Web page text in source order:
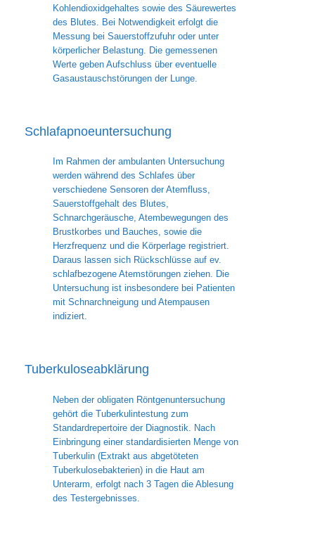
Kohlendioxidgehaltes sowie des Säurewertes
des Blutes. Bei Notwendigkeit erfolgt die
Messung bei Sauerstoffzufuhr oder unter
körperlicher Belastung. Die gemessenen
Werte geben Aufschluss über eventuelle
Gasaustauschstörungen der Lunge.
Schlafapnoeuntersuchung
Im Rahmen der ambulanten Untersuchung
werden während des Schlafes über
verschiedene Sensoren der Atemfluss,
Sauerstoffgehalt des Blutes,
Schnarchgeräusche, Atembewegungen des
Brustkorbes und Bauches, sowie die
Herzfrequenz und die Körperlage registriert.
Daraus lassen sich Rückschlüsse auf ev.
schlafbezogene Atemstörungen ziehen. Die
Untersuchung ist insbesondere bei Patienten
mit Schnarchneigung und Atempausen
indiziert.
Tuberkuloseabklärung
Neben der obligaten Röntgenuntersuchung
gehört die Tuberkulintestung zum
Standardrepertoire der Diagnostik. Nach
Einbringung einer standardisierten Menge von
Tuberkulin (Extrakt aus abgetöteten
Tuberkulosebakterien) in die Haut am
Unterarm, erfolgt nach 3 Tagen die Ablesung
des Testergebnisses.